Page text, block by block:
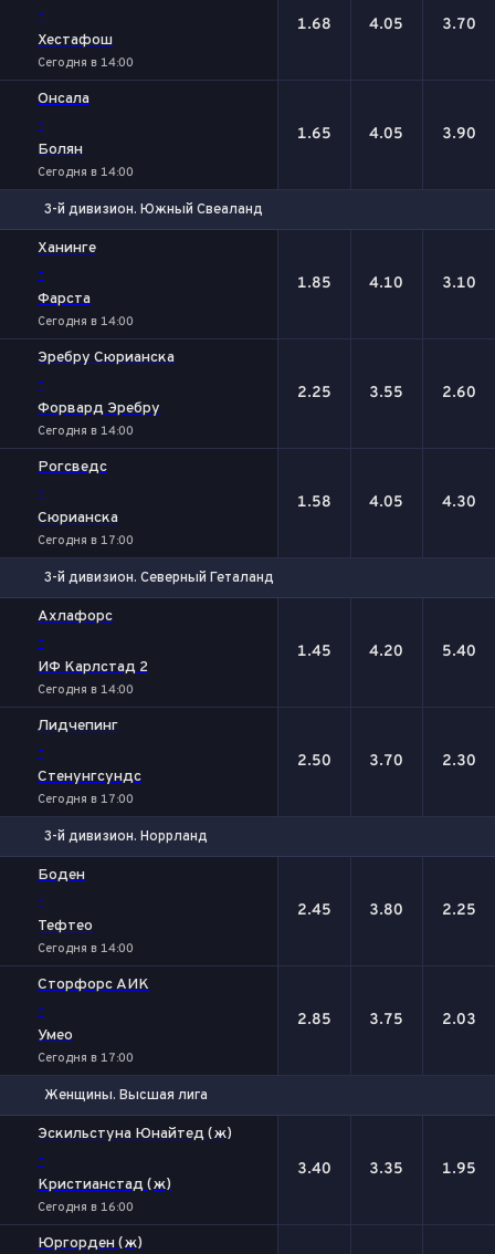
-
Хестафош
Сегодня в 14:00
1.68 4.05 3.70
Онсала
-
Болян
Сегодня в 14:00
1.65 4.05 3.90
3-й дивизион. Южный Свеаланд
Ханинге
-
Фарста
Сегодня в 14:00
1.85 4.10 3.10
Эребру Сюрианска
-
Форвард Эребру
Сегодня в 14:00
2.25 3.55 2.60
Рогсведс
-
Сюрианска
Сегодня в 17:00
1.58 4.05 4.30
3-й дивизион. Северный Геталанд
Ахлафорс
-
ИФ Карлстад 2
Сегодня в 14:00
1.45 4.20 5.40
Лидчепинг
-
Стенунгсундс
Сегодня в 17:00
2.50 3.70 2.30
3-й дивизион. Норрланд
Боден
-
Тефтео
Сегодня в 14:00
2.45 3.80 2.25
Сторфорс АИК
-
Умео
Сегодня в 17:00
2.85 3.75 2.03
Женщины. Высшая лига
Эскильстуна Юнайтед (ж)
-
Кристианстад (ж)
Сегодня в 16:00
3.40 3.35 1.95
Юргорден (ж)